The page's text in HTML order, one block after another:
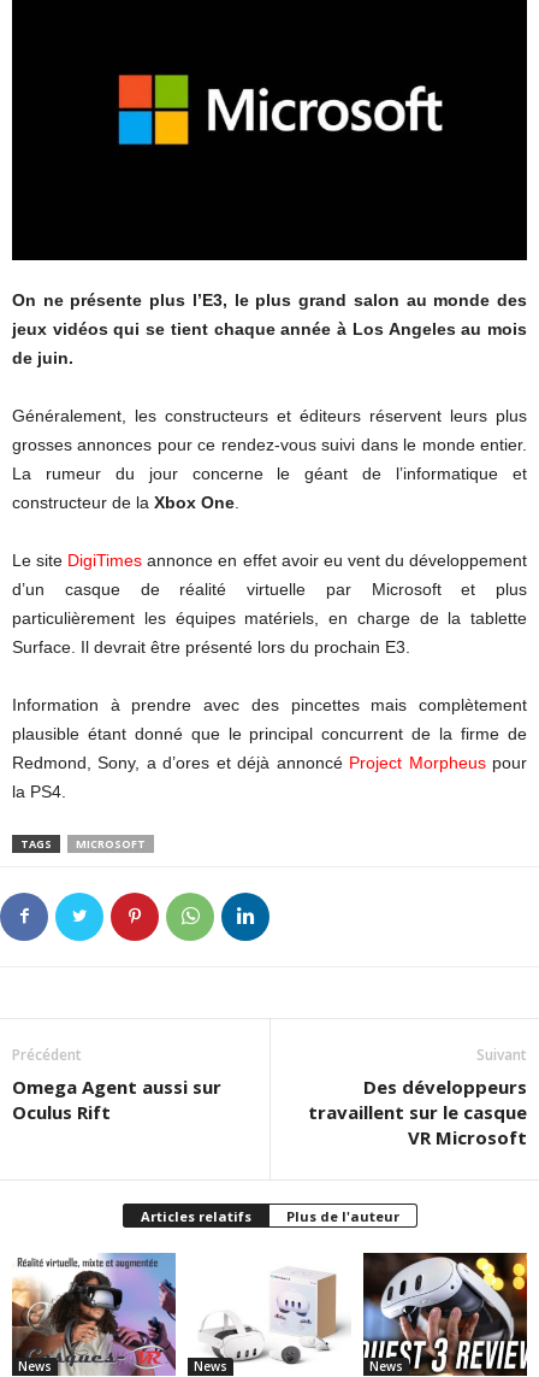
On ne présente plus l’E3, le plus grand salon au monde des
jeux vidéos qui se tient chaque année à Los Angeles au mois
de juin.
Généralement, les constructeurs et éditeurs réservent leurs plus
grosses annonces pour ce rendez-vous suivi dans le monde entier.
La rumeur du jour concerne le géant de l’informatique et
constructeur de la Xbox One.
Le site DigiTimes annonce en effet avoir eu vent du développement
d’un casque de réalité virtuelle par Microsoft et plus
particulièrement les équipes matériels, en charge de la tablette
Surface. Il devrait être présenté lors du prochain E3.
Information à prendre avec des pincettes mais complètement
plausible étant donné que le principal concurrent de la firme de
Redmond, Sony, a d’ores et déjà annoncé Project Morpheuspour
la PS4.
TAGS MICROSOFT
Précédent
Omega Agent aussi sur
Oculus Rift
Suivant
Des développeurs
travaillent sur le casque
VR Microsoft
Articles relatifs Plus de l'auteur
News News News